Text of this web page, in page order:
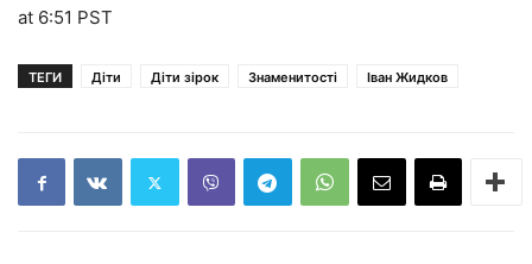
at 6:51 PST
ТЕГИ Діти Діти зірок Знаменитості Іван Жидков